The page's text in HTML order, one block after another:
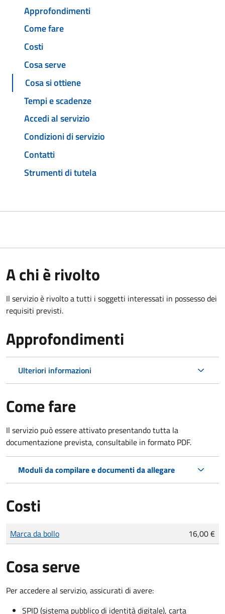
Approfondimenti
Come fare
Costi
Cosa serve
Cosa si ottiene
Tempi e scadenze
Accedi al servizio
Condizioni di servizio
Contatti
Strumenti di tutela
A chi è rivolto
Il servizio è rivolto a tutti i soggetti interessati in possesso dei
requisiti previsti.
Approfondimenti
Ulteriori informazioni
Come fare
Il servizio può essere attivato presentando tutta la
documentazione prevista, consultabile in formato PDF.
Moduli da compilare e documenti da allegare
Costi
Tipo di pagamento
Importo
Marca da bollo 16,00 €
Cosa serve
Per accedere al servizio, assicurati di avere:
SPID (sistema pubblico di identità digitale), carta